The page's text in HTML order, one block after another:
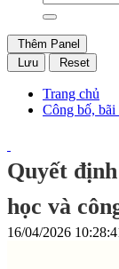
Thêm Panel
Lưu
Reset
Trang chủ
Công bố,
Quyết
học và
16/04/2026